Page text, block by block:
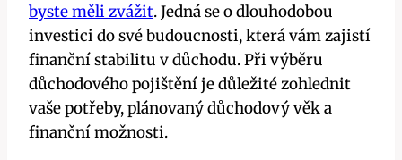
byste měli zvážit. Jedná se o dlouhodobou
investici do své budoucnosti, která vám zajistí
finanční stabilitu v důchodu. Při výběru
důchodového pojištění je důležité zohlednit
vaše potřeby, plánovaný důchodový věk a
finanční možnosti.